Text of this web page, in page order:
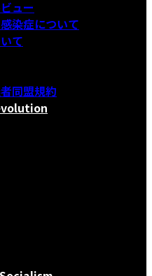
ュー
染症について
て
同盟規約